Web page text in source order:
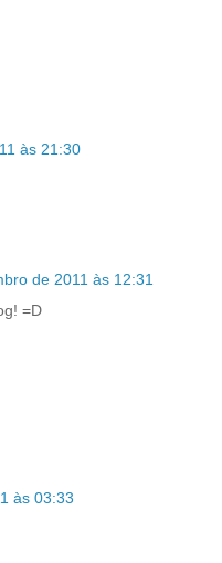
às 21:30
de 2011 às 12:31
=D
às 03:33